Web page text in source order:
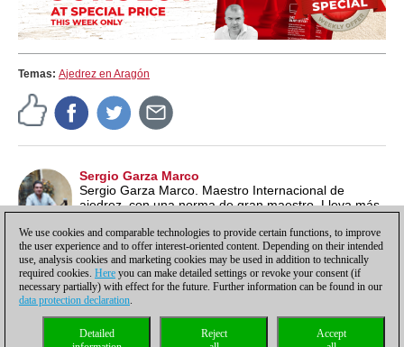
Temas: Ajedrez en Aragón
Sergio Garza Marco
Sergio Garza Marco. Maestro Internacional de
ajedrez, con una norma de gran maestro. Lleva más
Política de privacidad |Para contactar Cookies Management
We use cookies and comparable technologies to provide certain functions, to improve
the user experience and to offer interest-oriented content. Depending on their intended
use, analysis cookies and marketing cookies may be used in addition to technically
required cookies. Here you can make detailed settings or revoke your consent (if
necessary partially) with effect for the future. Further information can be found in our
data protection declaration.
Accept
Reject
Detailed